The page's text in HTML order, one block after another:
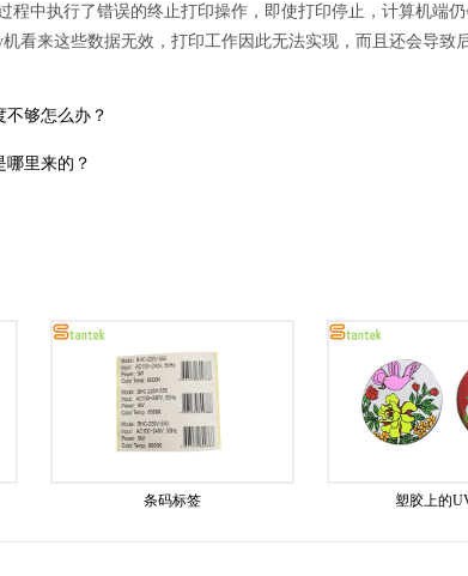
程中执行了错误的终止打印操作，即使打印停止，计算机端
看来这些数据无效，打印工作因此无法实现，而且还会导致
不够怎么办？
哪里来的？
条码标签 塑胶上的